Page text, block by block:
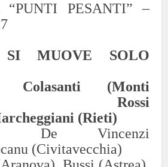
“PUNTI PESANTI” –
7
MUOVE SOLO
(Monti
Rossi
(Rieti)
De Vincenzi
(Civitavecchia)